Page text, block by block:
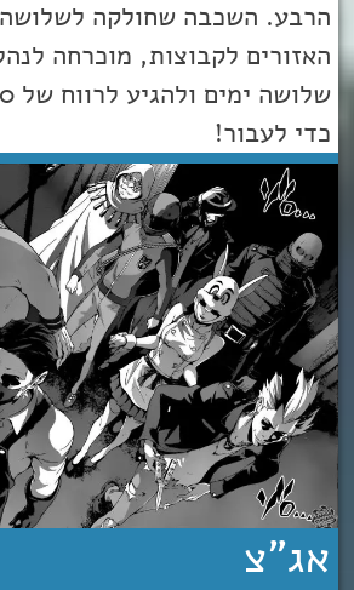
הרבע. השכבה שחולקה לשלושה
האזורים לקבוצות, מוכרחה
כדי לעבור!
אג"צ